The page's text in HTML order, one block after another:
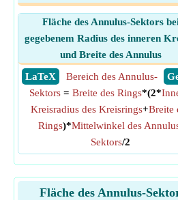
Fläche des Annulus-Sektors
gegebenem Radius des inneren
und Breite des Annulus
​ LaTeX
Bereich des Annulus-
Sektors= Breite des Rings*(2*
Kreisradius des Kreisrings+Breite
Rings)*Mittelwinkel des
Sektors/2
Fläche des Annulus-